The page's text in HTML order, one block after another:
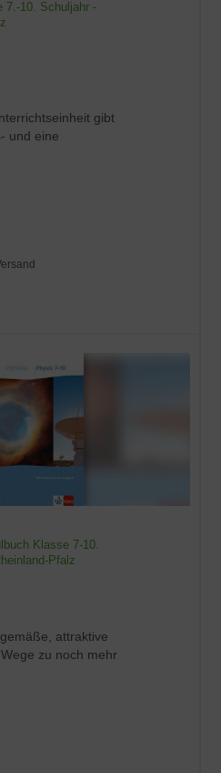
7.-10. Schuljahr -
gibt
und eine
Klasse 7-10.
Pfalz
attraktive
zu noch mehr